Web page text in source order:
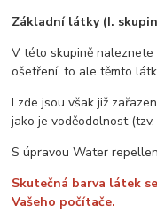
Základní látky (I.
V této skupině
ošetření, to ale těmto
I zde jsou však již
jako je voděodolnost
S úpravou Water
Skutečná barva látek
Vašeho počítače.